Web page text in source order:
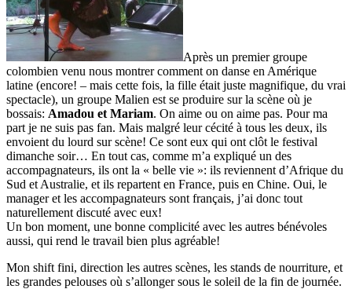
Après un premier groupe
colombien venu nous montrer comment on danse en Amérique
latine (encore! – mais cette fois, la fille était juste magnifique, du vrai
spectacle), un groupe Malien est se produire sur la scène où je
bossais: Amadou et Mariam. On aime ou on aime pas. Pour ma
part je ne suis pas fan. Mais malgré leur cécité à tous les deux, ils
envoient du lourd sur scène! Ce sont eux qui ont clôt le festival
dimanche soir… En tout cas, comme m’a expliqué un des
accompagnateurs, ils ont la « belle vie »: ils reviennent d’Afrique du
Sud et Australie, et ils repartent en France, puis en Chine. Oui, le
manager et les accompagnateurs sont français, j’ai donc tout
naturellement discuté avec eux!
Un bon moment, une bonne complicité avec les autres bénévoles
aussi, qui rend le travail bien plus agréable!
Mon shift fini, direction les autres scènes, les stands de nourriture, et
les grandes pelouses où s’allonger sous le soleil de la fin de journée.